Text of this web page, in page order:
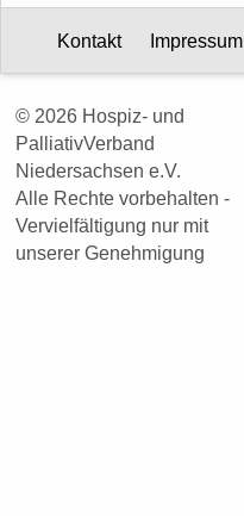
Kontakt Impressum
© 2026 Hospiz- und
PalliativVerband
Niedersachsen e.V.
Alle Rechte vorbehalten -
Vervielfältigung nur mit
unserer Genehmigung